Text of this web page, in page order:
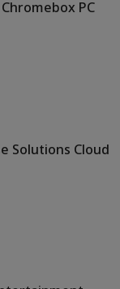
Chromebox PC
Solutions Cloud